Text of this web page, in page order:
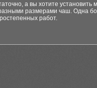
а вы хотите установить
размерами чаш. Одна
работ.